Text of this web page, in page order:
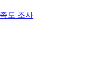
도 조사